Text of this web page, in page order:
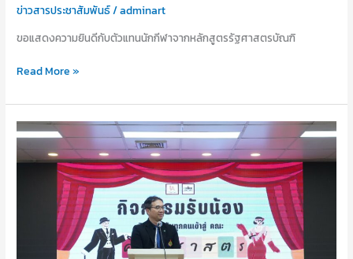
ข่าวสารประชาสัมพันธ์/adminart
ขอแสดงความยินดีกับตัวแทนนักกีฬาจากหลักสูตรรัฐศาสตรบัณฑิ
มหาวิทยาลัย
Read More »
เมื่อ
วัน
พฤหัสบดี
กรกฎาคม